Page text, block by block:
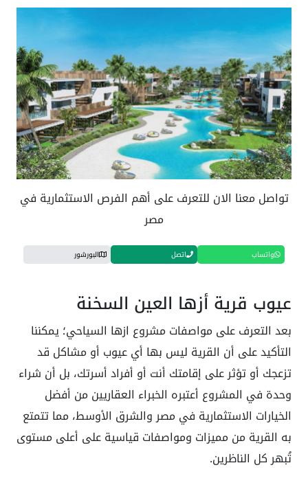
تواصل معنا الان للتعرف على أهم الفرص الاستثمارية في
مصر
واتساب اتصل البورشور
عيوب قرية أزها العين السخنة
بعد التعرف على مواصفات مشروع ازها السياحي؛ يمكننا
التأكيد على أن القرية ليس بها أي عيوب أو مشاكل قد
تزعجك أو تؤثر على إقامتك أنت أو أفراد أسرتك، بل أن شراء
وحدة في المشروع أعتبره الخبراء العقاريين من أفضل
الخيارات الاستثمارية في مصر والشرق الأوسط، مما تتمتع
به القرية من مميزات ومواصفات قياسية على أعلى مستوى
تُبهر كل الناظرين.